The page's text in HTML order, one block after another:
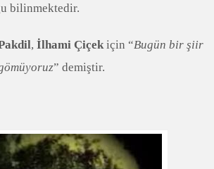
bilinmektedir.
, İlhami Çiçekiçin “Bugün bir şiir
” demiştir.